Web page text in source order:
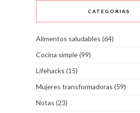
CATEGORIAS
Alimentos saludables (64)
Cocina simple(99)
Lifehacks (15)
Mujeres transformadoras (59)
Notas (23)